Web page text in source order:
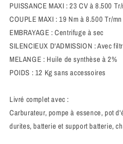
PUISSANCE MAXI : 23 CV à 8.500
COUPLE MAXI : 19 Nm à 8.500 Tr/mn
EMBRAYAGE : Centrifuge à sec
SILENCIEUX D'ADMISSION : Avec
MELANGE : Huile de synthèse à 2%
POIDS : 12 Kg sans accessoires
Livré complet avec :
Carburateur, pompe à essence, pot
durites, batterie et support batterie,